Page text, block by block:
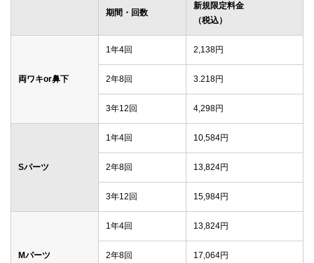
期間・回数
新規限定料金
（税込）
両ワキor鼻下
1年4回 2,138円
2年8回 3.218円
3年12回 4,298円
Sパーツ
1年4回 10,584円
2年8回 13,824円
3年12回 15,984円
Mパーツ
1年4回 13,824円
2年8回 17,064円